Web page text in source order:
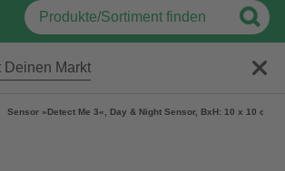
Deinen Markt
Sensor »Detect Me 3«, Day & Night Sensor, BxH: 10 x 10 cm